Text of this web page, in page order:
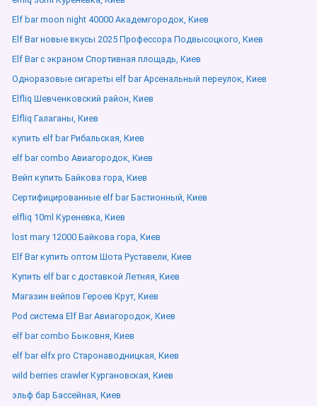
Elf bar moon night 40000 Академгородок, Киев
Elf Bar новые вкусы 2025 Профессора Подвысоцкого, Киев
Elf Bar с экраном Спортивная площадь, Киев
Одноразовые сигареты elf bar Арсенальный переулок, Киев
Elfliq Шевченковский район, Киев
Elfliq Галаганы, Киев
купить elf bar Рибальская, Киев
elf bar combo Авиагородок, Киев
Вейп купить Байкова гора, Киев
Сертифицированные elf bar Бастионный, Киев
elfliq 10ml Куреневка, Киев
lost mary 12000 Байкова гора, Киев
Elf Bar купить оптом Шота Руставели, Киев
Купить elf bar с доставкой Летняя, Киев
Магазин вейпов Героев Крут, Киев
Pod система Elf Bar Авиагородок, Киев
elf bar combo Быковня, Киев
elf bar elfx pro Старонаводницкая, Киев
wild berries crawler Кургановская, Киев
эльф бар Бассейная, Киев